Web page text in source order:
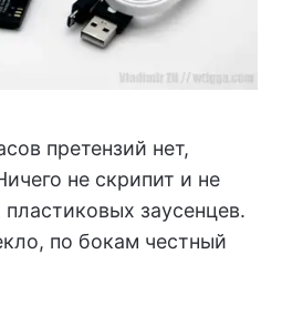
претензий нет,
не скрипит и не
пластиковых заусенцев.
по бокам честный